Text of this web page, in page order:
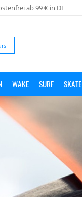
ab 99 € in DE
WAKE SURF SKATE